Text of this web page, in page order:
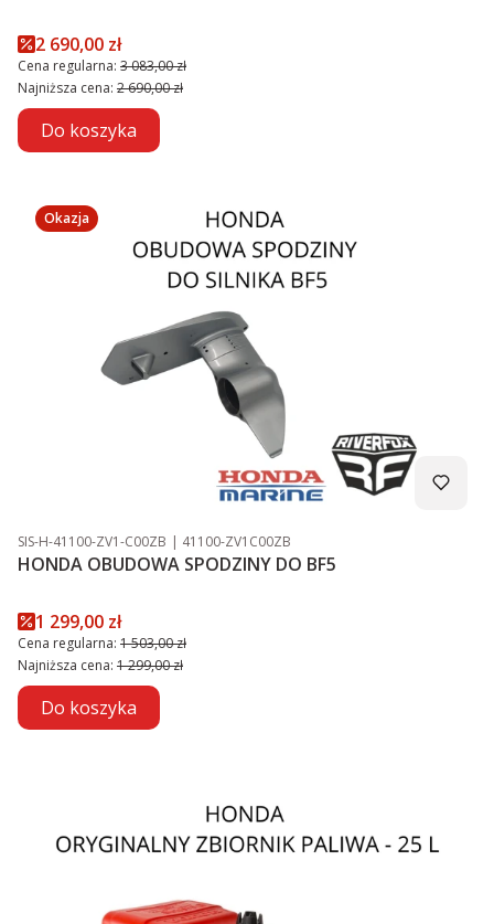
Cena promocyjna
2 690,00 zł
Cena regularna: 3 083,00 zł
Najniższa cena: 2 690,00 zł
Do koszyka
Okazja
Kod produktu
SIS-H-41100-ZV1-C00ZB Kod producenta
41100-ZV1C00ZB
HONDA OBUDOWA SPODZINY DO BF5
Cena promocyjna
1 299,00 zł
Cena regularna: 1 503,00 zł
Najniższa cena: 1 299,00 zł
Do koszyka